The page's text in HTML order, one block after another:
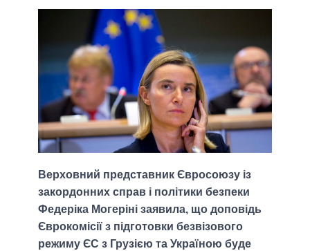
Верховний представник Євросоюзу із
закордонних справ і політики безпеки
Федеріка Могеріні заявила, що доповідь
Єврокомісії з підготовки безвізового
режиму ЄС з Грузією та Україною буде